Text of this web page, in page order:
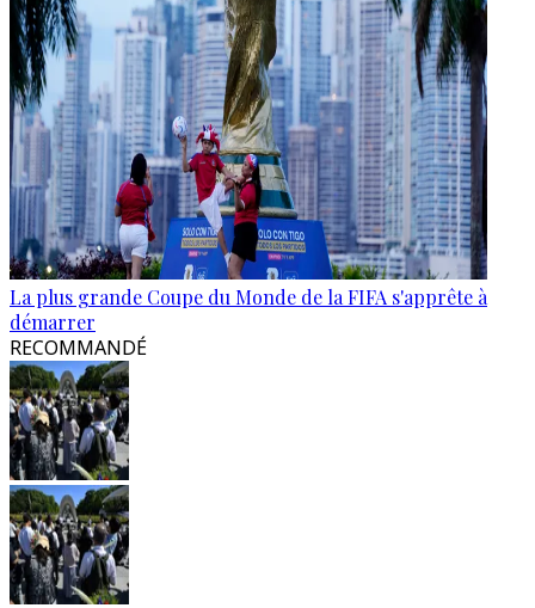
La plus grande Coupe du Monde de la FIFA s'apprête à
démarrer
RECOMMANDÉ